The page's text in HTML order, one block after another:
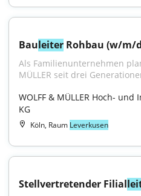
Bauleiter Rohbau (w/m/
Als Familienunternehmen
MÜLLER seit drei
WOLFF & MÜLLER Hoch-
KG
Köln, Raum Leverkusen
Stellvertretender Filial